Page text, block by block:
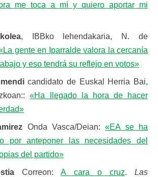
me toca a mí y quiero aportar mi
, IBBko lehendakaria, N. de
gente en Iparralde valora la cercanía
y eso tendrá su reflejo en votos»
candidato de Euskal Herria Bai,
«Ha llegado la hora de hacer
Onda Vasca/Deian:«EA se ha
por anteponer las necesidades del
del partido»
Correon:A cara o cruz.Las